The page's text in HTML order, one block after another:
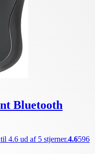
Bluetooth
4.6 ud af 5 stjerner.4.6596